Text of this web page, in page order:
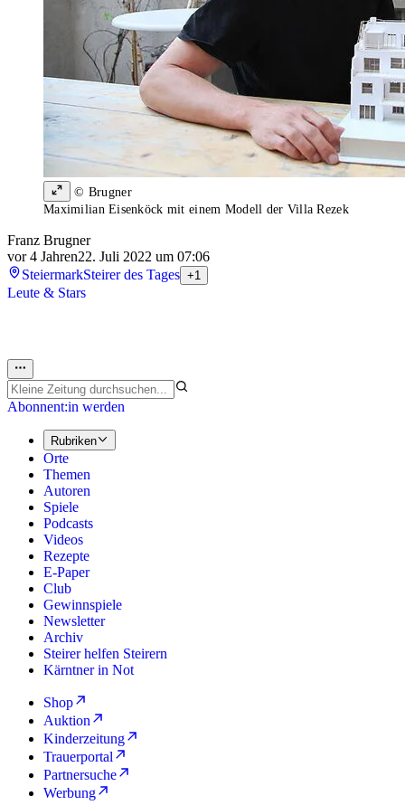
© Brugner
Maximilian Eisenköck mit einem Modell der Villa Rezek
Franz Brugner
vor 4 Jahren22. Juli 2022 um 07:06
SteiermarkSteirer des Tages +1
Leute & Stars
Abonnent:in werden
Rubriken
Orte
Themen
Autoren
Spiele
Podcasts
Videos
Rezepte
E-Paper
Club
Gewinnspiele
Newsletter
Archiv
Steirer helfen Steirern
Kärntner in Not
Shop
Auktion
Kinderzeitung
Trauerportal
Partnersuche
Werbung